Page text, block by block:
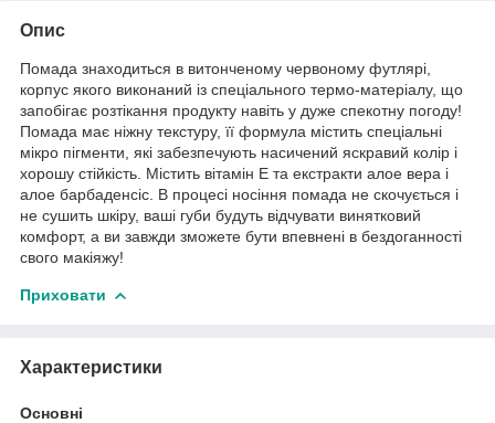
Опис
Помада знаходиться в витонченому червоному футлярі,
корпус якого виконаний із спеціального термо-матеріалу, що
запобігає розтікання продукту навіть у дуже спекотну погоду!
Помада має ніжну текстуру, її формула містить спеціальні
мікро пігменти, які забезпечують насичений яскравий колір і
хорошу стійкість. Містить вітамін Е та екстракти алое вера і
алое барбаденсіс. В процесі носіння помада не скочується і
не сушить шкіру, ваші губи будуть відчувати винятковий
комфорт, а ви завжди зможете бути впевнені в бездоганності
свого макіяжу!
Приховати
Характеристики
Основні